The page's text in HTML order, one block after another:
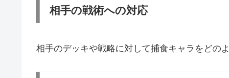
相手の戦術への対応
相手のデッキや戦略に対して捕食キャラをどの